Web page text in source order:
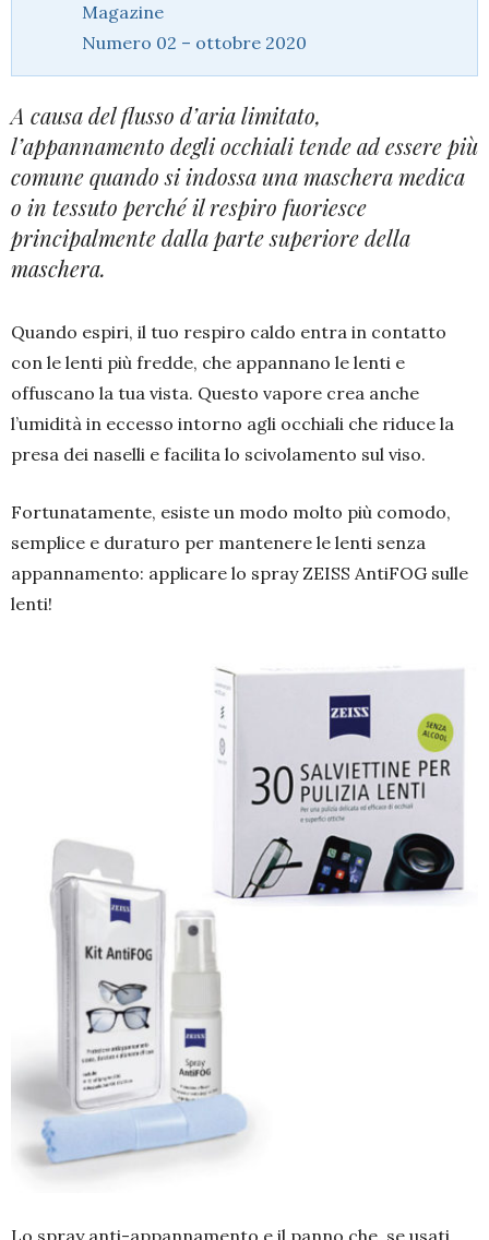
Magazine
Numero 02 – ottobre 2020
A causa del flusso d’aria limitato,
l’appannamento degli occhiali tende ad essere più
comune quando si indossa una maschera medica
o in tessuto perché il respiro fuoriesce
principalmente dalla parte superiore della
maschera.
Quando espiri, il tuo respiro caldo entra in contatto
con le lenti più fredde, che appannano le lenti e
offuscano la tua vista. Questo vapore crea anche
l’umidità in eccesso intorno agli occhiali che riduce la
presa dei naselli e facilita lo scivolamento sul viso.
Fortunatamente, esiste un modo molto più comodo,
semplice e duraturo per mantenere le lenti senza
appannamento: applicare lo spray ZEISS AntiFOG sulle
lenti!